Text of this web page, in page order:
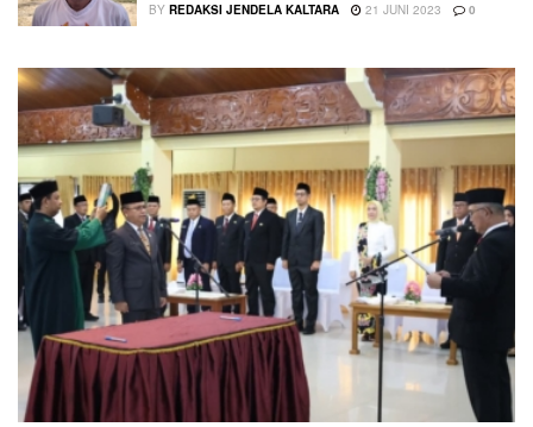
BY REDAKSI JENDELA KALTARA 21 JUNI 2023 0